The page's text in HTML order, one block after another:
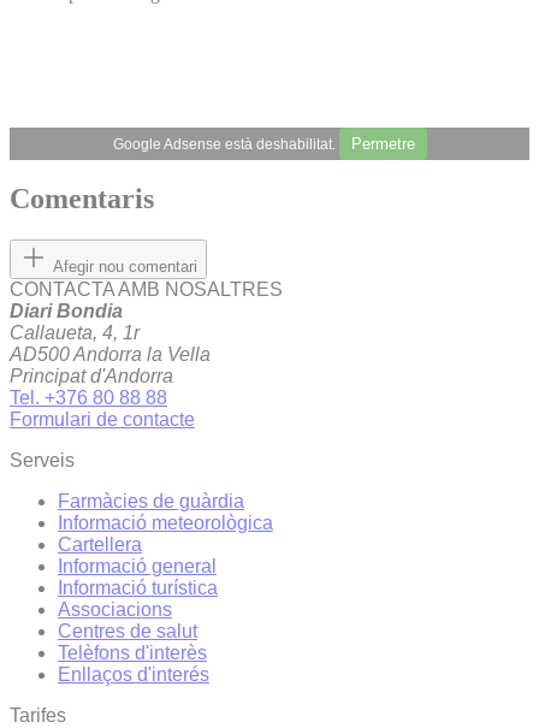
Google Adsense està deshabilitat. Permetre
Comentaris
Afegir nou comentari
CONTACTA AMB NOSALTRES
Diari Bondia
Callaueta, 4, 1r
AD500 Andorra la Vella
Principat d'Andorra
Tel. +376 80 88 88
Formulari de contacte
Serveis
Farmàcies de guàrdia
Informació meteorològica
Cartellera
Informació general
Informació turística
Associacions
Centres de salut
Telèfons d'interès
Enllaços d'interés
Tarifes